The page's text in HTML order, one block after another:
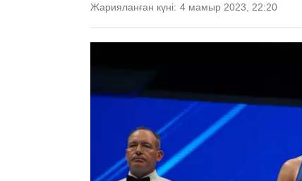
Жарияланған күні: 4 мамыр 2023, 22:20